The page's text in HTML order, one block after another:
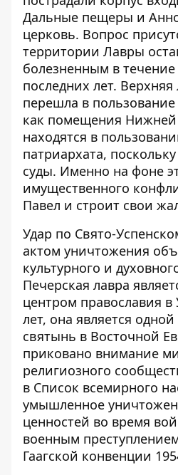
Дальные пещеры и
церковь. Вопрос
территории Лавры
болезненным в
последних лет.
перешла в
как помещения Нижней
находятся в
патриархата,
суды. Именно на фоне
имущественного
Павел и строит свои
Удар по Свято-
актом уничтожения
культурного и
Печерская лавра
центром православия в
лет, она является
святынь в Восточной
приковано внимание
религиозного
в Список всемирного
умышленное
ценностей во время
военным
Гаагской конвенции